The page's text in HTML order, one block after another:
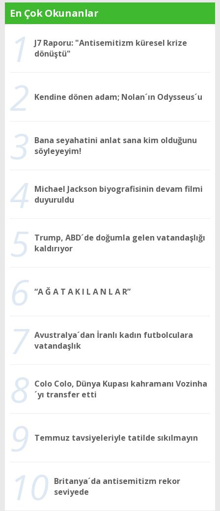
En Çok Okunanlar
1
J7 Raporu: "Antisemitizm küresel krize
dönüştü"
2 Kendine dönen adam; Nolan´ın Odysseus´u
3 Bana seyahatini anlat sana kim olduğunu
söyleyeyim!
4 Michael Jackson biyografisinin devam filmi
duyuruldu
5 Trump, ABD´de doğumla gelen vatandaşlığı
kaldırıyor
6 “A Ğ A T A K I L A N L A R”
7 Avustralya´dan İranlı kadın futbolculara
vatandaşlık
8 Colo Colo, Dünya Kupası kahramanı Vozinha
´yı transfer etti
9 Temmuz tavsiyeleriyle tatilde sıkılmayın
10 Britanya´da antisemitizm rekor
seviyede